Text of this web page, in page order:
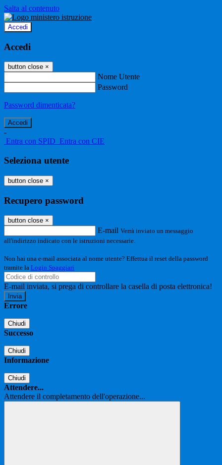
Salta al contenuto
Accedi
Accedi
button close ×
Nome Utente
Password
Password dimenticata?
-
Entra con SPID Entra con CIE
Seleziona utente
button close ×
Recupero password
button close ×
E-mail Verrà inviato un messaggio
all'indirizzo indicato con le istruzioni necessarie.
Non hai una e-mail associata al nome utente? Effettua il reset della password
tramite la Login Spaggiari
E-mail inviata, si prega di controllare la casella di posta elettronica!
Errore
Chiudi
Successo
Chiudi
Informazione
Chiudi
Attendere...
Attendere il completamento dell'operazione...